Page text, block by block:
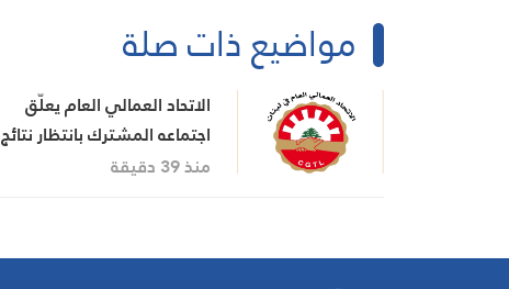
مواضيع ذات صلة
الاتحاد العمالي العام يعلّق
اجتماعه المشترك بانتظار نتائج
اجتماع السراي الحكومي
منذ 39 دقيقة